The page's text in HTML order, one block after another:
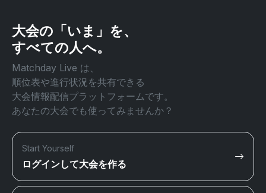
大会の「いま」を、
すべての人へ。
Matchday Live は、
順位表や進行状況を共有できる
大会情報配信プラットフォームです。
あなたの大会でも使ってみませんか？
Start Yourself
ログインして大会を作る